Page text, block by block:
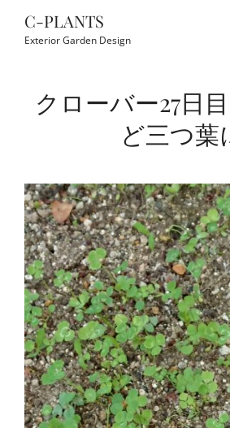
C-PLANTS
Exterior Garden Design
Overlayクローバー27日
ど三つ葉